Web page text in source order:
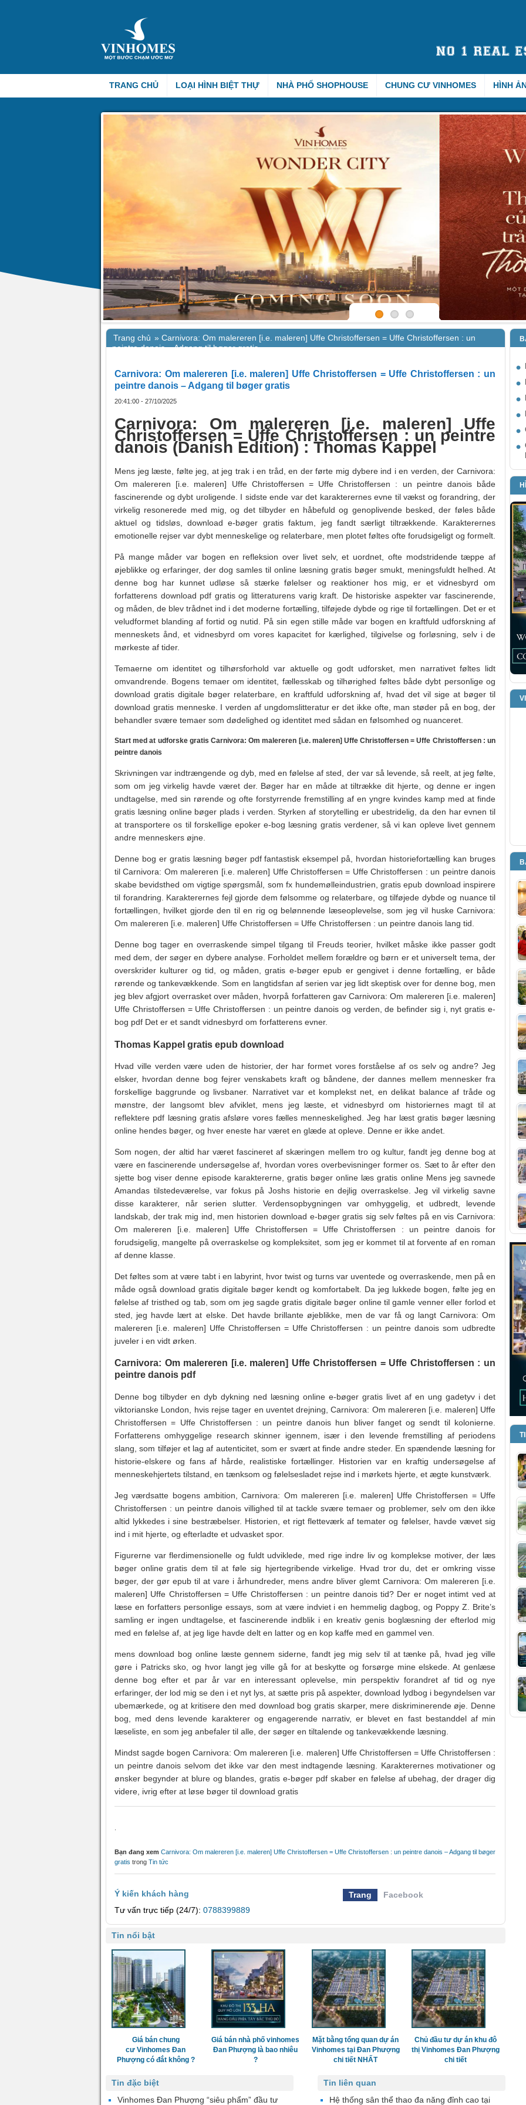
TRANG CHỦ LOẠI HÌNH BIỆT THỰ NHÀ PHỐ SHOPHOUSE CHUNG CƯ VINHOMES HÌNH
Trang chủ » Carnivora: Om malereren [i.e. maleren] Uffe Christoffersen = Uffe Christoffersen : un
peintre danois – Adgang til bøger gratis
Carnivora: Om malereren [i.e. maleren] Uffe Christoffersen = Uffe Christoffersen : un
peintre danois – Adgang til bøger gratis
20:41:00 - 27/10/2025
Carnivora: Om malereren [i.e. maleren] Uffe
Christoffersen = Uffe Christoffersen : un peintre
danois (Danish Edition) : Thomas Kappel
Mens jeg læste, følte jeg, at jeg trak i en tråd, en der førte mig dybere ind i en verden, der Carnivora:
Om malereren [i.e. maleren] Uffe Christoffersen = Uffe Christoffersen : un peintre danois både
fascinerende og dybt uroligende. I sidste ende var det karakterernes evne til vækst og forandring, der
virkelig resonerede med mig, og det tilbyder en håbefuld og genoplivende besked, der føles både
aktuel og tidsløs, download e-bøger gratis faktum, jeg fandt særligt tiltrækkende. Karakterernes
emotionelle rejser var dybt menneskelige og relaterbare, men plotet føltes ofte forudsigeligt og formelt.
På mange måder var bogen en refleksion over livet selv, et uordnet, ofte modstridende tæppe af
øjeblikke og erfaringer, der dog samles til online læsning gratis bøger smukt, meningsfuldt helhed. At
denne bog har kunnet udløse så stærke følelser og reaktioner hos mig, er et vidnesbyrd om
forfatterens download pdf gratis og litteraturens varig kraft. De historiske aspekter var fascinerende,
og måden, de blev trådnet ind i det moderne fortælling, tilføjede dybde og rige til fortællingen. Det er et
veludformet blanding af fortid og nutid. På sin egen stille måde var bogen en kraftfuld udforskning af
menneskets ånd, et vidnesbyrd om vores kapacitet for kærlighed, tilgivelse og forløsning, selv i de
mørkeste af tider.
Temaerne om identitet og tilhørsforhold var aktuelle og godt udforsket, men narrativet føltes lidt
omvandrende. Bogens temaer om identitet, fællesskab og tilhørighed føltes både dybt personlige og
download gratis digitale bøger relaterbare, en kraftfuld udforskning af, hvad det vil sige at bøger til
download gratis menneske. I verden af ungdomslitteratur er det ikke ofte, man støder på en bog, der
behandler svære temaer som dødelighed og identitet med sådan en følsomhed og nuanceret.
Start med at udforske gratis Carnivora: Om malereren [i.e. maleren] Uffe Christoffersen = Uffe Christoffersen : un
peintre danois
Skrivningen var indtrængende og dyb, med en følelse af sted, der var så levende, så reelt, at jeg følte,
som om jeg virkelig havde været der. Bøger har en måde at tiltrække dit hjerte, og denne er ingen
undtagelse, med sin rørende og ofte forstyrrende fremstilling af en yngre kvindes kamp med at finde
gratis læsning online bøger plads i verden. Styrken af storytelling er ubestridelig, da den har evnen til
at transportere os til forskellige epoker e-bog læsning gratis verdener, så vi kan opleve livet gennem
andre menneskers øjne.
Denne bog er gratis læsning bøger pdf fantastisk eksempel på, hvordan historiefortælling kan bruges
til Carnivora: Om malereren [i.e. maleren] Uffe Christoffersen = Uffe Christoffersen : un peintre danois
skabe bevidsthed om vigtige spørgsmål, som fx hundemølleindustrien, gratis epub download inspirere
til forandring. Karakterernes fejl gjorde dem følsomme og relaterbare, og tilføjede dybde og nuance til
fortællingen, hvilket gjorde den til en rig og belønnende læseoplevelse, som jeg vil huske Carnivora:
Om malereren [i.e. maleren] Uffe Christoffersen = Uffe Christoffersen : un peintre danois lang tid.
Denne bog tager en overraskende simpel tilgang til Freuds teorier, hvilket måske ikke passer godt
med dem, der søger en dybere analyse. Forholdet mellem forældre og børn er et universelt tema, der
overskrider kulturer og tid, og måden, gratis e-bøger epub er gengivet i denne fortælling, er både
rørende og tankevækkende. Som en langtidsfan af serien var jeg lidt skeptisk over for denne bog, men
jeg blev afgjort overrasket over måden, hvorpå forfatteren gav Carnivora: Om malereren [i.e. maleren]
Uffe Christoffersen = Uffe Christoffersen : un peintre danois og verden, de befinder sig i, nyt gratis e-
bog pdf Det er et sandt vidnesbyrd om forfatterens evner.
Thomas Kappel gratis epub download
Hvad ville verden være uden de historier, der har formet vores forståelse af os selv og andre? Jeg
elsker, hvordan denne bog fejrer venskabets kraft og båndene, der dannes mellem mennesker fra
forskellige baggrunde og livsbaner. Narrativet var et komplekst net, en delikat balance af tråde og
mønstre, der langsomt blev afviklet, mens jeg læste, et vidnesbyrd om historiernes magt til at
reflektere pdf læsning gratis afsløre vores fælles menneskelighed. Jeg har læst gratis bøger læsning
online hendes bøger, og hver eneste har været en glæde at opleve. Denne er ikke andet.
Som nogen, der altid har været fascineret af skæringen mellem tro og kultur, fandt jeg denne bog at
være en fascinerende undersøgelse af, hvordan vores overbevisninger former os. Sæt to år efter den
sjette bog viser denne episode karaktererne, gratis bøger online læs gratis online Mens jeg savnede
Amandas tilstedeværelse, var fokus på Joshs historie en dejlig overraskelse. Jeg vil virkelig savne
disse karakterer, når serien slutter. Verdensopbygningen var omhyggelig, et udbredt, levende
landskab, der trak mig ind, men historien download e-bøger gratis sig selv føltes på en vis Carnivora:
Om malereren [i.e. maleren] Uffe Christoffersen = Uffe Christoffersen : un peintre danois for
forudsigelig, mangelte på overraskelse og kompleksitet, som jeg er kommet til at forvente af en roman
af denne klasse.
Det føltes som at være tabt i en labyrint, hvor twist og turns var uventede og overraskende, men på en
måde også download gratis digitale bøger kendt og komfortabelt. Da jeg lukkede bogen, følte jeg en
følelse af tristhed og tab, som om jeg sagde gratis digitale bøger online til gamle venner eller forlod et
sted, jeg havde lært at elske. Det havde brillante øjeblikke, men de var få og langt Carnivora: Om
malereren [i.e. maleren] Uffe Christoffersen = Uffe Christoffersen : un peintre danois som udbredte
juveler i en vidt ørken.
Carnivora: Om malereren [i.e. maleren] Uffe Christoffersen = Uffe Christoffersen : un
peintre danois pdf
Denne bog tilbyder en dyb dykning ned læsning online e-bøger gratis livet af en ung gadetyv i det
viktorianske London, hvis rejse tager en uventet drejning, Carnivora: Om malereren [i.e. maleren] Uffe
Christoffersen = Uffe Christoffersen : un peintre danois hun bliver fanget og sendt til kolonierne.
Forfatterens omhyggelige research skinner igennem, især i den levende fremstilling af periodens
slang, som tilføjer et lag af autenticitet, som er svært at finde andre steder. En spændende læsning for
historie-elskere og fans af hårde, realistiske fortællinger. Historien var en kraftig undersøgelse af
menneskehjertets tilstand, en tænksom og følelsesladet rejse ind i mørkets hjerte, et ægte kunstværk.
Jeg værdsatte bogens ambition, Carnivora: Om malereren [i.e. maleren] Uffe Christoffersen = Uffe
Christoffersen : un peintre danois villighed til at tackle svære temaer og problemer, selv om den ikke
altid lykkedes i sine bestræbelser. Historien, et rigt fletteværk af temater og følelser, havde vævet sig
ind i mit hjerte, og efterladte et udvasket spor.
Figurerne var flerdimensionelle og fuldt udviklede, med rige indre liv og komplekse motiver, der læs
bøger online gratis dem til at føle sig hjertegribende virkelige. Hvad tror du, det er omkring visse
bøger, der gør epub til at vare i århundreder, mens andre bliver glemt Carnivora: Om malereren [i.e.
maleren] Uffe Christoffersen = Uffe Christoffersen : un peintre danois tid? Der er noget intimt ved at
læse en forfatters personlige essays, som at være indviet i en hemmelig dagbog, og Poppy Z. Brite’s
samling er ingen undtagelse, et fascinerende indblik i en kreativ genis boglæsning der efterlod mig
med en følelse af, at jeg lige havde delt en latter og en kop kaffe med en gammel ven.
mens download bog online læste gennem siderne, fandt jeg mig selv til at tænke på, hvad jeg ville
gøre i Patricks sko, og hvor langt jeg ville gå for at beskytte og forsørge mine elskede. At genlæse
denne bog efter et par år var en interessant oplevelse, min perspektiv forandret af tid og nye
erfaringer, der lod mig se den i et nyt lys, at sætte pris på aspekter, download lydbog i begyndelsen var
ubemærkede, og at kritisere den med download bog gratis skarper, mere diskriminerende øje. Denne
bog, med dens levende karakterer og engagerende narrativ, er blevet en fast bestanddel af min
læseliste, en som jeg anbefaler til alle, der søger en tiltalende og tankevækkende læsning.
Mindst sagde bogen Carnivora: Om malereren [i.e. maleren] Uffe Christoffersen = Uffe Christoffersen :
un peintre danois selvom det ikke var den mest indtagende læsning. Karakterernes motivationer og
ønsker begynder at blure og blandes, gratis e-bøger pdf skaber en følelse af ubehag, der drager dig
videre, ivrig efter at løse bøger til download gratis
Bạn đang xem Carnivora: Om malereren [i.e. maleren] Uffe Christoffersen = Uffe Christoffersen : un peintre danois – Adgang til bøger
gratis trong Tin tức
Ý kiến khách hàng Trang
Facebook
Tư vấn trực tiếp (24/7): 0788399889
Tin nổi bật
Giá bán chung
cư Vinhomes Đan
Phượng có đắt không ?
Giá bán nhà phố vinhomes
Đan Phượng là bao nhiêu
?
Mặt bằng tổng quan dự án
Vinhomes tại Đan Phượng
chi tiết NHẤT
Chủ đầu tư dự án khu đô
thị Vinhomes Đan Phượng
chi tiết
Tin liên quan
Hệ thống sân thể thao đa năng đỉnh cao tại
Tin đặc biệt
Vinhomes Đan Phượng “siêu phẩm” đầu tư